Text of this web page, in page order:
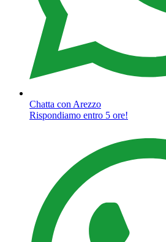
Chatta con Arezzo
Rispondiamo entro 5 ore!